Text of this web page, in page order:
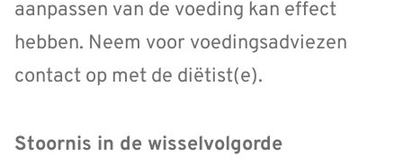
aanpassen van de voeding kan effect
hebben. Neem voor voedingsadviezen
contact op met de diëtist(e).
Stoornis in de wisselvolgorde